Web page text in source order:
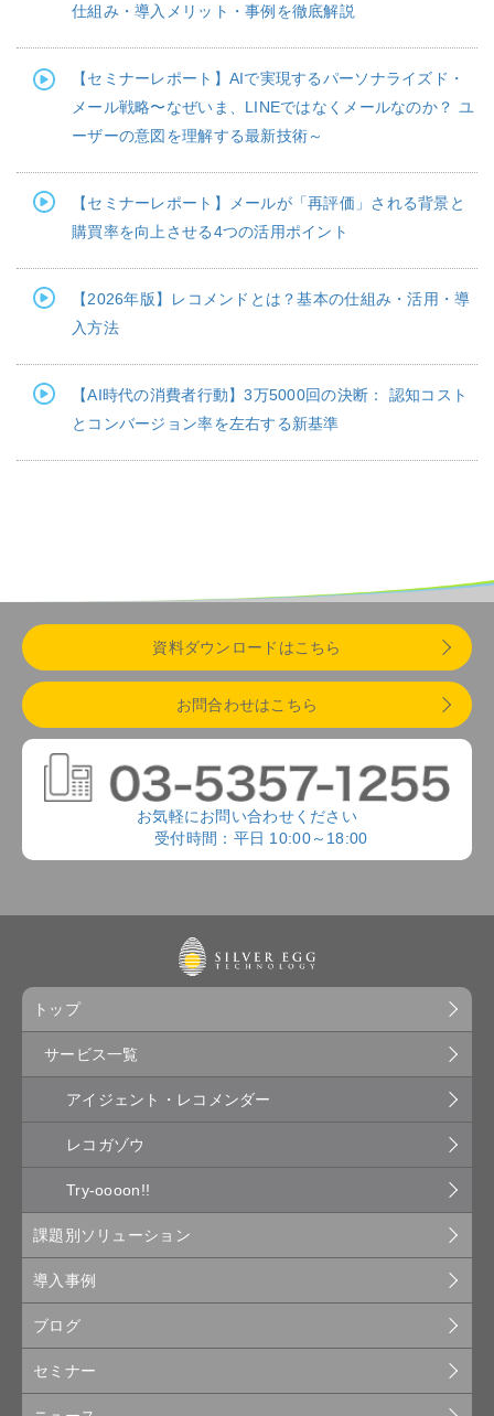
仕組み・導入メリット・事例を徹底解説
【セミナーレポート】AIで実現するパーソナライズド・
メール戦略〜なぜいま、LINEではなくメールなのか？ ユ
ーザーの意図を理解する最新技術～
【セミナーレポート】メールが「再評価」される背景と
購買率を向上させる4つの活用ポイント
【2026年版】レコメンドとは？基本の仕組み・活用・導
入方法
【AI時代の消費者行動】3万5000回の決断： 認知コスト
とコンバージョン率を左右する新基準
資料ダウンロードはこちら
お問合わせはこちら
お気軽にお問い合わせください
受付時間：平日 10:00～18:00
トップ
サービス一覧
アイジェント・レコメンダー
レコガゾウ
Try-oooon!!
課題別ソリューション
導入事例
ブログ
セミナー